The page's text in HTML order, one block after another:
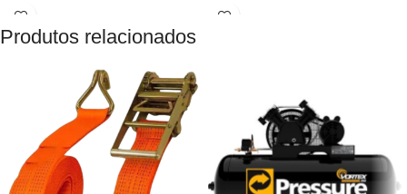
Ideal para uso profissional e
doméstico.
Ideal para uso profissional e
Produtos relacionados